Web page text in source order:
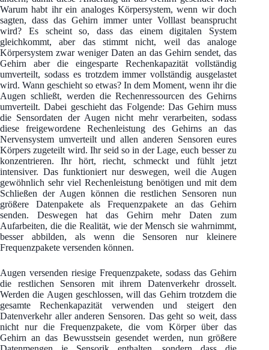
Warum habt ihr ein analoges Körpersystem, wenn wir doch
sagten, dass das Gehirn immer unter Volllast beansprucht
wird? Es scheint so, dass das einem digitalen System
gleichkommt, aber das stimmt nicht, weil das analoge
Körpersystem zwar weniger Daten an das Gehirn sendet, das
Gehirn aber die eingesparte Rechenkapazität vollständig
umverteilt, sodass es trotzdem immer vollständig ausgelastet
wird. Wann geschieht so etwas? In dem Moment, wenn ihr die
Augen schließt, werden die Rechenressourcen des Gehirns
umverteilt. Dabei geschieht das Folgende: Das Gehirn muss
die Sensordaten der Augen nicht mehr verarbeiten, sodass
diese freigewordene Rechenleistung des Gehirns an das
Nervensystem umverteilt und allen anderen Sensoren eures
Körpers zugeteilt wird. Ihr seid so in der Lage, euch besser zu
konzentrieren. Ihr hört, riecht, schmeckt und fühlt jetzt
intensiver. Das funktioniert nur deswegen, weil die Augen
gewöhnlich sehr viel Rechenleistung benötigen und mit dem
Schließen der Augen können die restlichen Sensoren nun
größere Datenpakete als Frequenzpakete an das Gehirn
senden. Deswegen hat das Gehirn mehr Daten zum
Aufarbeiten, die die Realität, wie der Mensch sie wahrnimmt,
besser abbilden, als wenn die Sensoren nur kleinere
Frequenzpakete versenden können.
Augen versenden riesige Frequenzpakete, sodass das Gehirn
die restlichen Sensoren mit ihrem Datenverkehr drosselt.
Werden die Augen geschlossen, will das Gehirn trotzdem die
gesamte Rechenkapazität verwenden und steigert den
Datenverkehr aller anderen Sensoren. Das geht so weit, dass
nicht nur die Frequenzpakete, die vom Körper über das
Gehirn an das Bewusstsein gesendet werden, nun größere